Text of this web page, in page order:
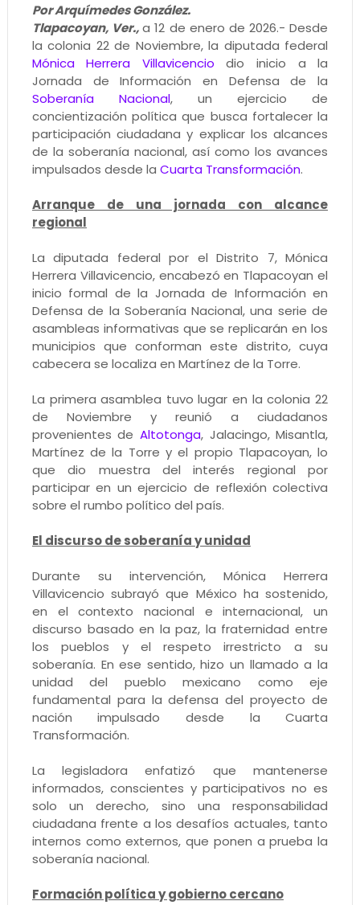
Por Arquímedes González.
Tlapacoyan, Ver.,a 12 de enero de 2026.- Desde
la colonia 22 de Noviembre, la diputada federal
Mónica Herrera Villavicencio dio inicio a la
Jornada de Información en Defensa de la
Soberanía Nacional, un ejercicio de
concientización política que busca fortalecer la
participación ciudadana y explicar los alcances
de la soberanía nacional, así como los avances
impulsados desde la Cuarta Transformación.
Arranque de una jornada con alcance
regional
La diputada federal por el Distrito 7, Mónica
Herrera Villavicencio, encabezó en Tlapacoyan el
inicio formal de la Jornada de Información en
Defensa de la Soberanía Nacional, una serie de
asambleas informativas que se replicarán en los
municipios que conforman este distrito, cuya
cabecera se localiza en Martínez de la Torre.
La primera asamblea tuvo lugar en la colonia 22
de Noviembre y reunió a ciudadanos
provenientes de Altotonga, Jalacingo, Misantla,
Martínez de la Torre y el propio Tlapacoyan, lo
que dio muestra del interés regional por
participar en un ejercicio de reflexión colectiva
sobre el rumbo político del país.
El discurso de soberanía y unidad
Durante su intervención, Mónica Herrera
Villavicencio subrayó que México ha sostenido,
en el contexto nacional e internacional, un
discurso basado en la paz, la fraternidad entre
los pueblos y el respeto irrestricto a su
soberanía. En ese sentido, hizo un llamado a la
unidad del pueblo mexicano como eje
fundamental para la defensa del proyecto de
nación impulsado desde la Cuarta
Transformación.
La legisladora enfatizó que mantenerse
informados, conscientes y participativos no es
solo un derecho, sino una responsabilidad
ciudadana frente a los desafíos actuales, tanto
internos como externos, que ponen a prueba la
soberanía nacional.
Formación política y gobierno cercano